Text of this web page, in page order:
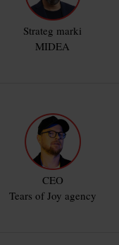
Strateg marki
MIDEA
CEO
Tears of Joy agency